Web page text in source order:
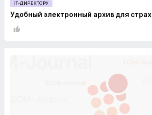
IT-ДИРЕКТОРУ
Удобный электронный архив для